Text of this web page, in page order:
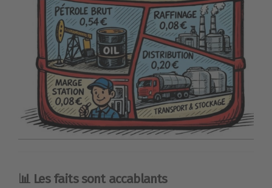
📊 Les faits sont accablants